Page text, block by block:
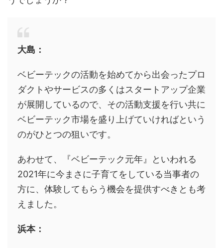
大島：
ベビーテックの活動を始めてから出会ったプロ
ダクトやサービスの多くはスタートアップ企業
が展開しているので、その活動支援を行い共に
ベビーテック市場を盛り上げていければという
のがひとつの狙いです。
あわせて、『ベビーテック元年』といわれる
2021年に今まさに子育てをしている当事者の
方に、体験してもらう機会を提供すべきとも考
えました。
浜本：